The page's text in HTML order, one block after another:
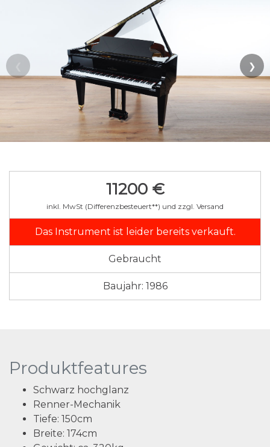
11200 €
inkl. MwSt (Differenzbesteuert**) und zzgl. Versand
Das Instrument ist leider bereits verkauft.
Gebraucht
Baujahr: 1986
Produktfeatures
Schwarz hochglanz
Renner-Mechanik
Tiefe: 150cm
Breite: 174cm